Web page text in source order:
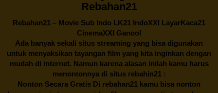
Rebahan21
Rebahan21 – Movie Sub Indo LK21 IndoXXI LayarKaca21
CinemaXXI Ganool
Ada banyak sekali situs streaming yang bisa digunakan
untuk menyaksikan tayangan film yang kita inginkan dengan
mudah di internet. Namun karena alasan inilah kamu harus
menontonnya di situs rebahin21 :
Nonton Secara Gratis Di rebahan21 kamu bisa nonton